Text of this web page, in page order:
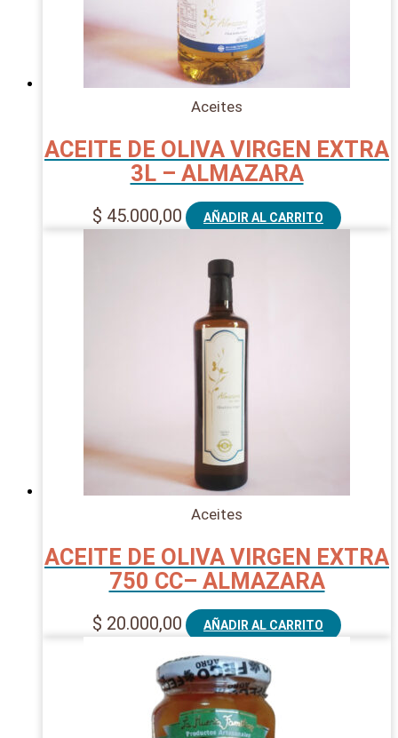
Aceites
ACEITE DE OLIVA VIRGEN EXTRA
3L – ALMAZARA
$ 45.000,00 AÑADIR AL CARRITO
Aceites
ACEITE DE OLIVA VIRGEN EXTRA
750 CC– ALMAZARA
$ 20.000,00 AÑADIR AL CARRITO